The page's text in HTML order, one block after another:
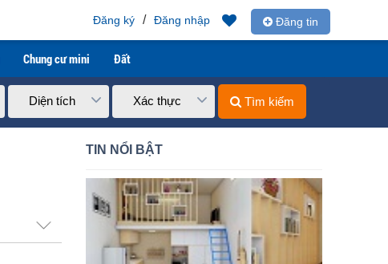
Đăng tin
Đăng nhập
/
Đăng ký
Chung cư mini Đất
Diện tích Xác thực Tìm kiếm
TIN NỔI BẬT